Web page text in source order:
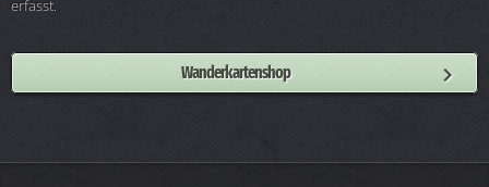
erfasst.
Wanderkartenshop